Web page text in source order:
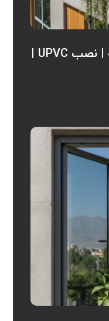
پنجره دوجداره در عظیمیه | نصب UPVC |